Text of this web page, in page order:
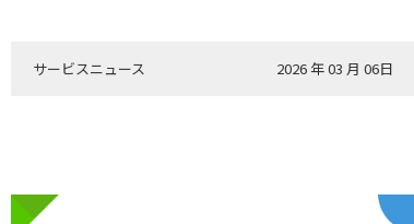
サービスニュース 2026 年 03 月 06日